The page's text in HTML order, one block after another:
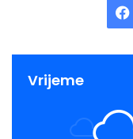
-Zahvaljujući ovoj
za brojna školska
danas u upotrebi jer
prvog razreda koji
odgoja,kaže direktor
Vrijeme